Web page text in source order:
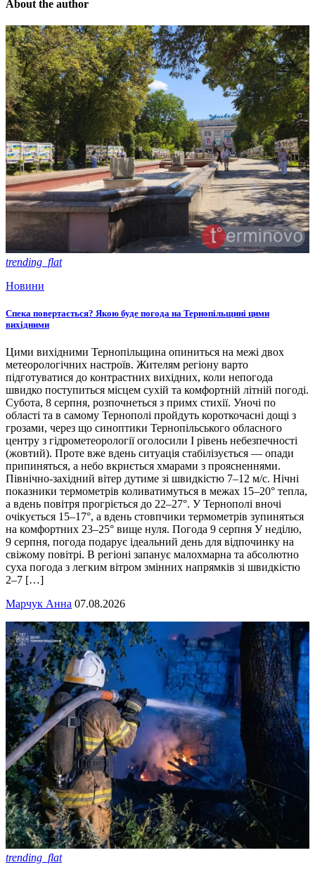
About the author
trending_flat
Новини
Спека повертається? Якою буде погода на Тернопільщині цими
вихідними
Цими вихідними Тернопільщина опиниться на межі двох
метеорологічних настроїв. Жителям регіону варто
підготуватися до контрастних вихідних, коли непогода
швидко поступиться місцем сухій та комфортній літній погоді.
Субота, 8 серпня, розпочнеться з примх стихії. Уночі по
області та в самому Тернополі пройдуть короткочасні дощі з
грозами, через що синоптики Тернопільського обласного
центру з гідрометеорології оголосили І рівень небезпечності
(жовтий). Проте вже вдень ситуація стабілізується — опади
припиняться, а небо вкриється хмарами з проясненнями.
Північно-західний вітер дутиме зі швидкістю 7–12 м/с. Нічні
показники термометрів коливатимуться в межах 15–20° тепла,
а вдень повітря прогріється до 22–27°. У Тернополі вночі
очікується 15–17°, а вдень стовпчики термометрів зупиняться
на комфортних 23–25° вище нуля. Погода 9 серпня У неділю,
9 серпня, погода подарує ідеальний день для відпочинку на
свіжому повітрі. В регіоні запанує малохмарна та абсолютно
суха погода з легким вітром змінних напрямків зі швидкістю
2–7 […]
Марчук Анна 07.08.2026
trending_flat